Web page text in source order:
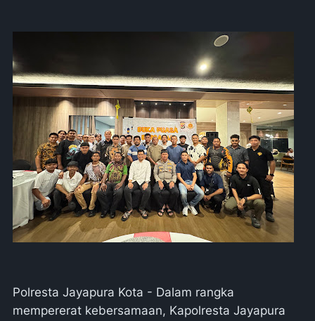
Polresta Jayapura Kota - Dalam rangka
mempererat kebersamaan, Kapolresta Jayapura